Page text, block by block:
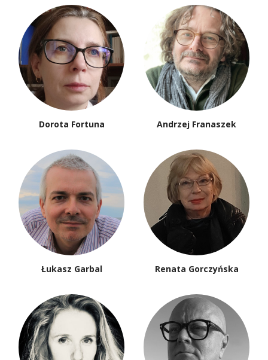
Dorota Fortuna Andrzej Franaszek
Łukasz Garbal Renata Gorczyńska